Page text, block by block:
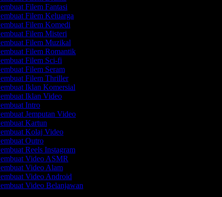
Filem Fantasi
Filem Keluarga
Filem Komedi
Filem Misteri
Filem Muzikal
Filem Romantik
Filem Sci-fi
Filem Seram
Filem Thriller
Iklan Komersial
Iklan Video
Intro
Jemputan Video
Kartun
Kolaj Video
Outro
Reels Instagram
Video ASMR
Video Alam
Video Android
Video Belanjawan